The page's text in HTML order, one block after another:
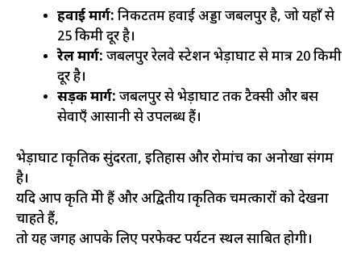
हवाई मार्ग: निकटतम हवाई अड्डा जबलपुर है, जो यहाँ से
25 किमी दूर है।
रेल मार्ग: जबलपुर रेलवे स्टेशन भेड़ाघाट से मात्र 20 किमी
दूर है।
सड़क मार्ग: जबलपुर से भेड़ाघाट तक टैक्सी और बस
सेवाएँ आसानी से उपलब्ध हैं।
भेड़ाघाट प्राकृतिक सुंदरता, इतिहास और रोमांच का अनोखा संगम
है।
यदि आप प्रकृति प्रेमी हैं और अद्वितीय प्राकृतिक चमत्कारों को देखना
चाहते हैं,
तो यह जगह आपके लिए परफेक्ट पर्यटन स्थल साबित होगी।